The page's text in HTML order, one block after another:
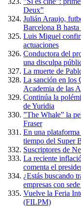
Deux”
Julián Araujo,
Barcelona B hasta
Luis Miguel
actuaciones
Conductora del
una disculpa
La muerte de
La sanción en los
Academia de las
Continúa la
de Yuridia
”The Whale” la
Fraser
En una
tiempo del Super
Suscriptores de
La reciente
comenta el
¿Estás buscando
empresas con
Vuelve la Feria
(FILPM)